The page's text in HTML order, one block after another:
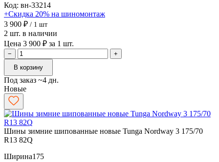
Код: вн-33214
+Скидка 20% на шиномонтаж
3 900 ₽ / 1 шт
2 шт. в наличии
Цена 3 900 ₽ за 1 шт.
−
+
В корзину
Под заказ ~4 дн.
Новые
Шины зимние шипованные новые Tunga Nordway 3 175/70
R13 82Q
Ширина175